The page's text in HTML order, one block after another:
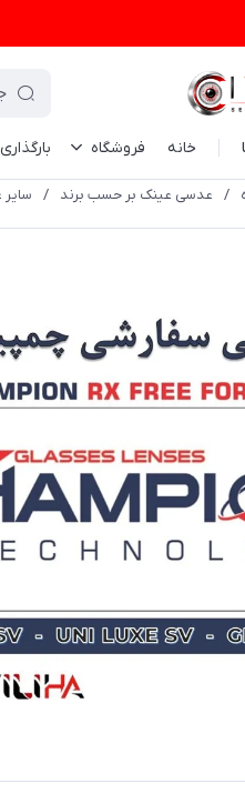
خانه فروشگاه
/ عدسی عینک بر حسب برند /